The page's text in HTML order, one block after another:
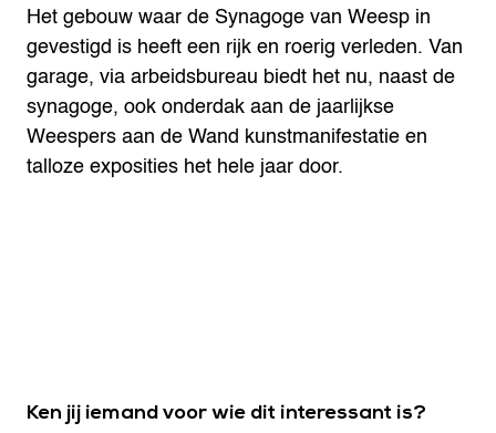
Het gebouw waar de Synagoge van Weesp in
gevestigd is heeft een rijk en roerig verleden. Van
garage, via arbeidsbureau biedt het nu, naast de
synagoge, ook onderdak aan de jaarlijkse
Weespers aan de Wand kunstmanifestatie en
talloze exposities het hele jaar door.
Ken jij iemand voor wie dit interessant is?